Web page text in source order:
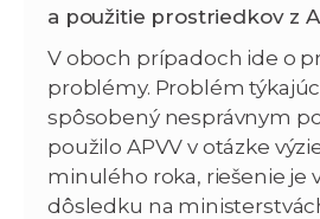
a použitie prostriedkov z
V oboch prípadoch ide o
problémy. Problém
spôsobený nesprávnym
použilo APVV v otázke
minulého roka, riešenie je
dôsledku na